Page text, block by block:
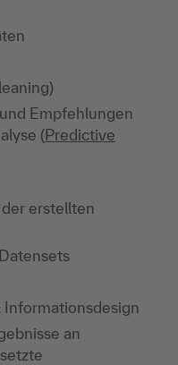
Empfehlungen
(Predictive
erstellten
Informationsdesign
an